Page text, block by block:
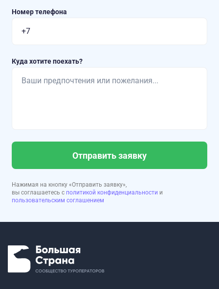
Номер телефона
Куда хотите поехать?
Отправить заявку
Нажимая на кнопку «Отправить заявку»,
вы соглашаетесь с политикой конфиденциальности и
пользовательским соглашением